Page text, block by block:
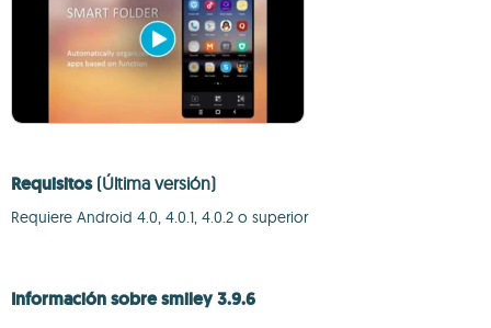
Requisitos (Última versión)
Requiere Android 4.0, 4.0.1, 4.0.2 o superior
Información sobre smiley 3.9.6